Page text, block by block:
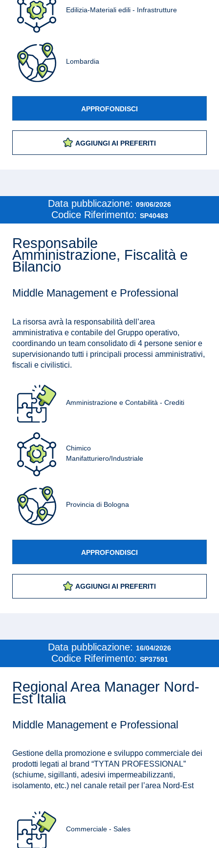
Edilizia-Materiali edili - Infrastrutture
Lombardia
APPROFONDISCI
AGGIUNGI AI PREFERITI
Data pubblicazione: 09/06/2026
Codice Riferimento: SP40483
Responsabile
Amministrazione, Fiscalità e
Bilancio
Middle Management e Professional
La risorsa avrà la responsabilità dell’area
amministrativa e contabile del Gruppo operativo,
coordinando un team consolidato di 4 persone senior e
supervisionando tutti i principali processi amministrativi,
fiscali e civilistici.
Amministrazione e Contabilità - Crediti
Chimico
Manifatturiero/Industriale
Provincia di Bologna
APPROFONDISCI
AGGIUNGI AI PREFERITI
Data pubblicazione: 16/04/2026
Codice Riferimento: SP37591
Regional Area Manager Nord-
Est Italia
Middle Management e Professional
Gestione della promozione e sviluppo commerciale dei
prodotti legati al brand “TYTAN PROFESSIONAL”
(schiume, sigillanti, adesivi impermeabilizzanti,
isolamento, etc.) nel canale retail per l’area Nord-Est
Commerciale - Sales